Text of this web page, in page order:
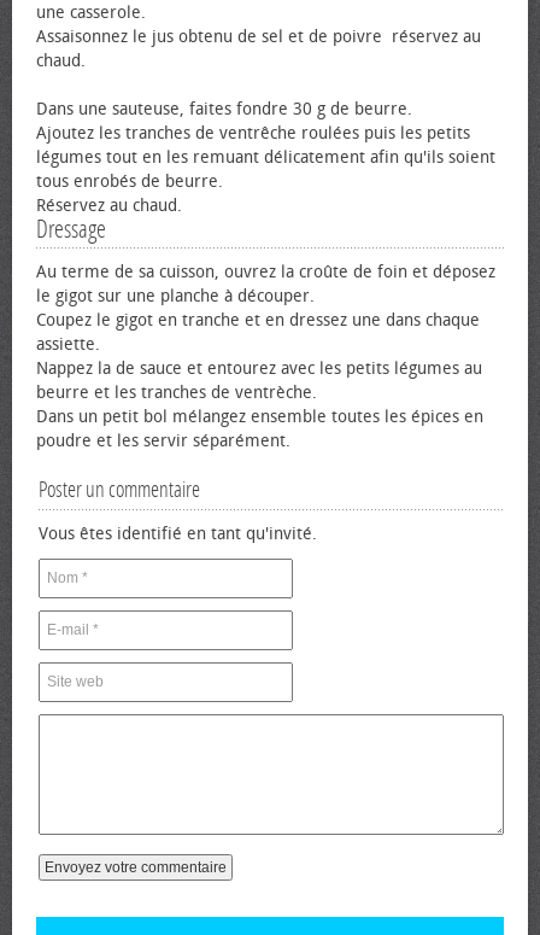
une casserole.
Assaisonnez le jus obtenu de sel et de poivre réservez au
chaud.
Dans une sauteuse, faites fondre 30 g de beurre.
Ajoutez les tranches de ventrêche roulées puis les petits
légumes tout en les remuant délicatement afin qu'ils soient
tous enrobés de beurre.
Réservez au chaud.
Dressage
Au terme de sa cuisson, ouvrez la croûte de foin et déposez
le gigot sur une planche à découper.
Coupez le gigot en tranche et en dressez une dans chaque
assiette.
Nappez la de sauce et entourez avec les petits légumes au
beurre et les tranches de ventrèche.
Dans un petit bol mélangez ensemble toutes les épices en
poudre et les servir séparément.
Poster un commentaire
Vous êtes identifié en tant qu'invité.